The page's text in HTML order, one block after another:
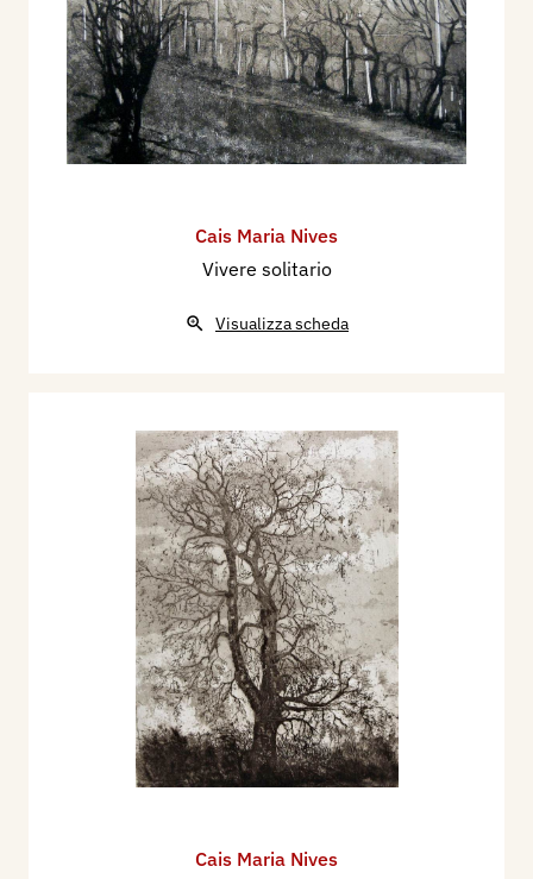
Cais Maria Nives
Vivere solitario
Visualizza scheda
Cais Maria Nives